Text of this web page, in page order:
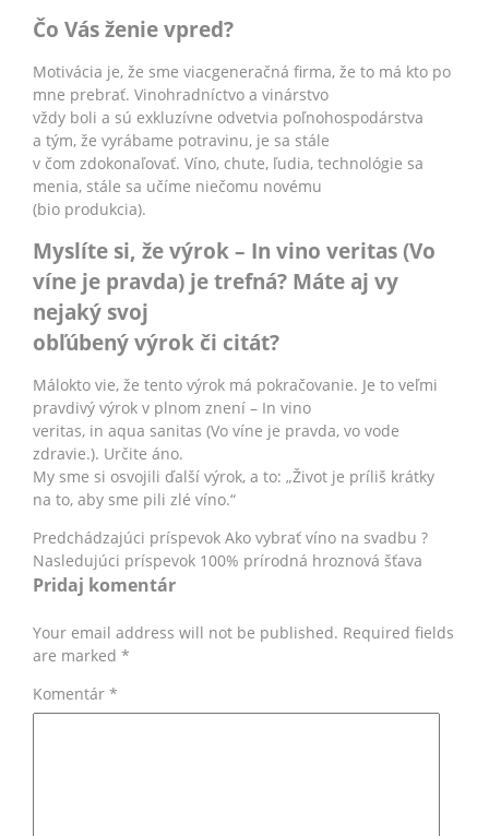
Čo Vás ženie vpred?
Motivácia je, že sme viacgeneračná firma, že to má kto po
mne prebrať. Vinohradníctvo a vinárstvo
vždy boli a sú exkluzívne odvetvia poľnohospodárstva
a tým, že vyrábame potravinu, je sa stále
v čom zdokonaľovať. Víno, chute, ľudia, technológie sa
menia, stále sa učíme niečomu novému
(bio produkcia).
Myslíte si, že výrok – In vino veritas (Vo
víne je pravda) je trefná? Máte aj vy
nejaký svoj
obľúbený výrok či citát?
Málokto vie, že tento výrok má pokračovanie. Je to veľmi
pravdivý výrok v plnom znení – In vino
veritas, in aqua sanitas (Vo víne je pravda, vo vode
zdravie.). Určite áno.
My sme si osvojili ďalší výrok, a to: „Život je príliš krátky
na to, aby sme pili zlé víno.“
Predchádzajúci príspevok Ako vybrať víno na svadbu ?
Nasledujúci príspevok 100% prírodná hroznová šťava
Pridaj komentár
Your email address will not be published. Required fields
are marked *
Komentár *